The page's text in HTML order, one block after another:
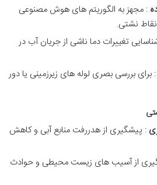
: مجهز به الگوریتم های هوش مصنوعی
نشتی.
تغییرات دما ناشی از جریان آب در
: برای بررسی بصری لوله های زیرزمینی یا دور
: پیشگیری از هدررفت منابع آبی و کاهش
از آسیب های زیست محیطی و حوادث